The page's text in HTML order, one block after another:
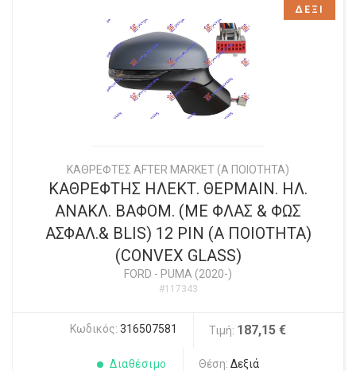
ΚΑΘΡΕΦΤΕΣ AFTER MARKET (Α ΠΟΙΟΤΗΤΑ)
ΚΑΘΡΕΦΤΗΣ ΗΛΕΚΤ. ΘΕΡΜΑΙΝ. ΗΛ.
ΑΝΑΚΛ. ΒΑΦΟΜ. (ΜΕ ΦΛΑΣ & ΦΩΣ
ΑΣΦΑΛ.& BLIS) 12 PIN (Α ΠΟΙΟΤΗΤΑ)
(CONVEX GLASS)
FORD - PUMA (2020-)
#117343
Κωδικός: 316507581 Τιμή: 187,15 €
Διαθέσιμο Θέση: Δεξιά
ΔΕΞΙ